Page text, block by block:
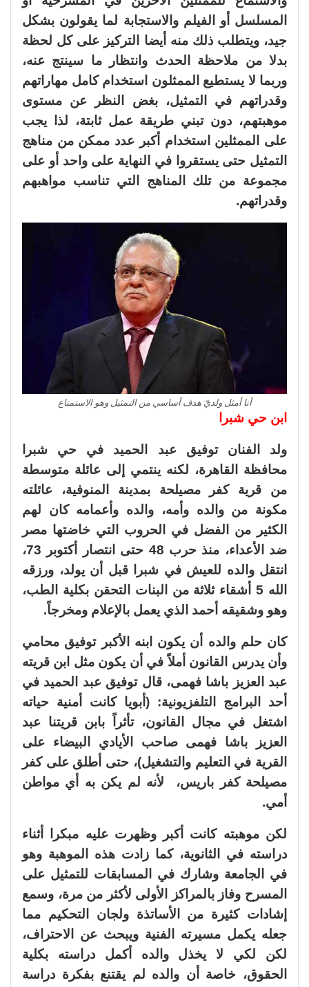
المسلسل أو الفيلم والاستجابة لما يقولون بشكل
جيد، ويتطلب ذلك منه أيضا التركيز على كل لحظة
بدلا من ملاحظة الحدث وانتظار ما سينتج عنه،
وربما لا يستطيع الممثلون استخدام كامل مهاراتهم
وقدراتهم في التمثيل، بغض النظر عن مستوى
موهبتهم، دون تبني طريقة عمل ثابتة، لذا يجب
على الممثلين استخدام أكبر عدد ممكن من مناهج
التمثيل حتى يستقروا في النهاية على واحد أو على
مجموعة من تلك المناهج التي تناسب مواهبهم
وقدراتهم.
أنا أمثل ولديّ هدف أساسي من التمثيل وهو الاستمتاع
ابن حي شبرا
ولد الفنان توفيق عبد الحميد في حي شبرا
محافظة القاهرة، لكنه ينتمي إلى عائلة متوسطة
من قرية كفر مصيلحة بمدينة المنوفية، عائلته
مكونة من والده وأمه، والده وأعمامه كان لهم
الكثير من الفضل في الحروب التي خاضتها مصر
ضد الأعداء، منذ حرب 48 حتى انتصار أكتوبر 73،
انتقل والده للعيش في شبرا قبل أن يولد، ورزقه
الله 5 أشقاء ثلاثة من البنات التحقن بكلية الطب،
وهو وشقيقه أحمد الذي يعمل بالإعلام ومخرجاً.
كان حلم والده أن يكون ابنه الأكبر توفيق محامي
وأن يدرس القانون أملاً في أن يكون مثل ابن قريته
عبد العزيز باشا فهمى، قال توفيق عبد الحميد في
أحد البرامج التلفزيونية: (أبويا كانت أمنية حياته
اشتغل في مجال القانون، تأثراً بابن قريتنا عبد
العزيز باشا فهمى صاحب الأيادي البيضاء على
القرية في التعليم والتشغيل)، حتى أطلق على كفر
مصيلحة كفر باريس، لأنه لم يكن به أي مواطن
أمي.
لكن موهبته كانت أكبر وظهرت عليه مبكرا أثناء
دراسته في الثانوية، كما زادت هذه الموهبة وهو
في الجامعة وشارك في المسابقات للتمثيل على
المسرح وفاز بالمراكز الأولى لأكثر من مرة، وسمع
إشادات كثيرة من الأساتذة ولجان التحكيم مما
جعله يكمل مسيرته الفنية ويبحث عن الاحتراف،
لكن لكي لا يخذل والده أكمل دراسته بكلية
الحقوق، خاصة أن والده لم يقتنع بفكرة دراسة